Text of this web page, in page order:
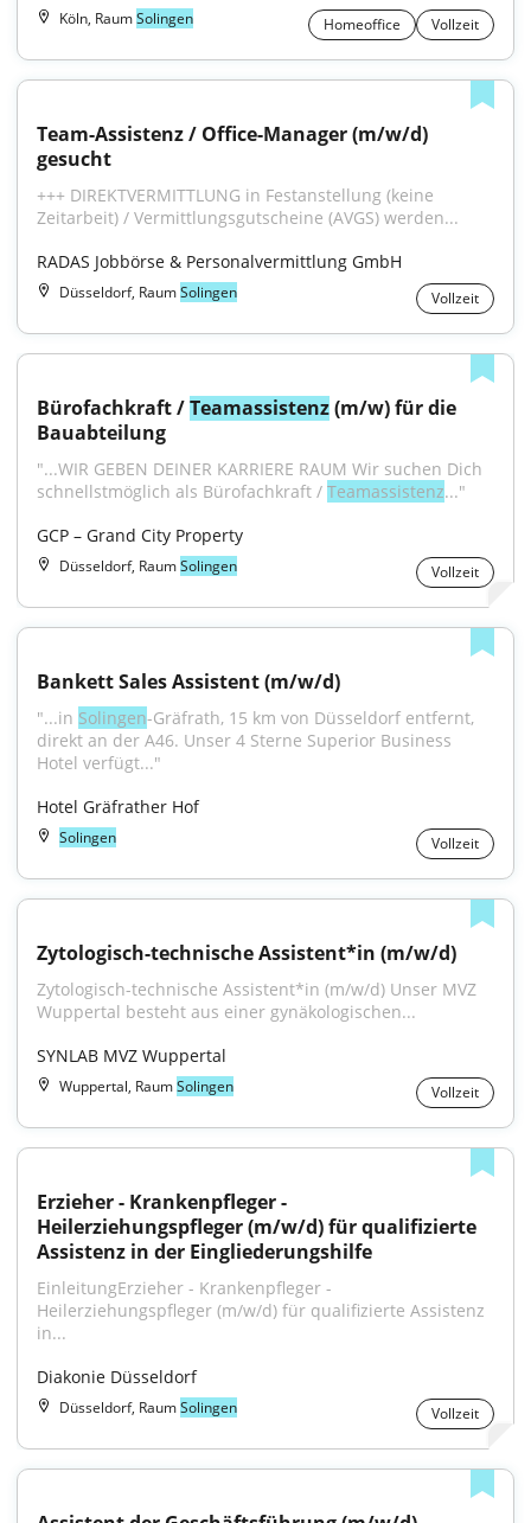
Köln, RaumSolingen Homeoffice Vollzeit
Team-Assistenz / Office-Manager (m/w/d)
gesucht
+++ DIREKTVERMITTLUNG in Festanstellung (keine
Zeitarbeit) / Vermittlungsgutscheine (AVGS) werden...
RADAS Jobbörse & Personalvermittlung GmbH
Düsseldorf, RaumSolingen Vollzeit
Bürofachkraft / Teamassistenz (m/w) für die
Bauabteilung
"...WIR GEBEN DEINER KARRIERE RAUM Wir suchen Dich
schnellstmöglich als Bürofachkraft / Teamassistenz..."
GCP – Grand City Property
Düsseldorf, RaumSolingen Vollzeit
Bankett Sales Assistent (m/w/d)
"...in Solingen-Gräfrath, 15 km von Düsseldorf entfernt,
direkt an der A46. Unser 4 Sterne Superior Business
Hotel verfügt..."
Hotel Gräfrather Hof
Solingen Vollzeit
Zytologisch-technische Assistent*in (m/w/d)
Zytologisch-technische Assistent*in (m/w/d) Unser MVZ
Wuppertal besteht aus einer gynäkologischen...
SYNLAB MVZ Wuppertal
Wuppertal, RaumSolingen Vollzeit
Erzieher - Krankenpfleger -
Heilerziehungspfleger (m/w/d) für qualifizierte
Assistenz in der Eingliederungshilfe
EinleitungErzieher - Krankenpfleger -
Heilerziehungspfleger (m/w/d) für qualifizierte Assistenz
in...
Diakonie Düsseldorf
Düsseldorf, RaumSolingen Vollzeit